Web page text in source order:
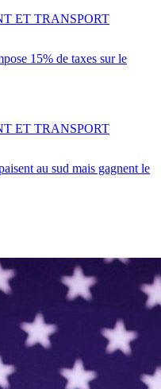
15% de taxes sur le
ET TRANSPORT
au sud mais gagnent le
ET TRANSPORT